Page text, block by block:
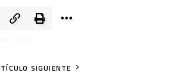
SIGUIENTE